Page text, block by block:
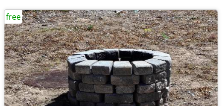
free